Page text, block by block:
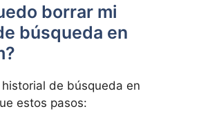
borrar mi
búsqueda en
de búsqueda en
estos pasos: